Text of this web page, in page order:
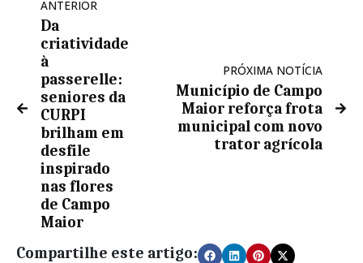
ANTERIOR
Da
criatividade
à
passerelle:
seniores da
CURPI
brilham em
desfile
inspirado
nas flores
de Campo
Maior
PRÓXIMA NOTÍCIA
Município de Campo
Maior reforça frota
municipal com novo
trator agrícola
Compartilhe este artigo: